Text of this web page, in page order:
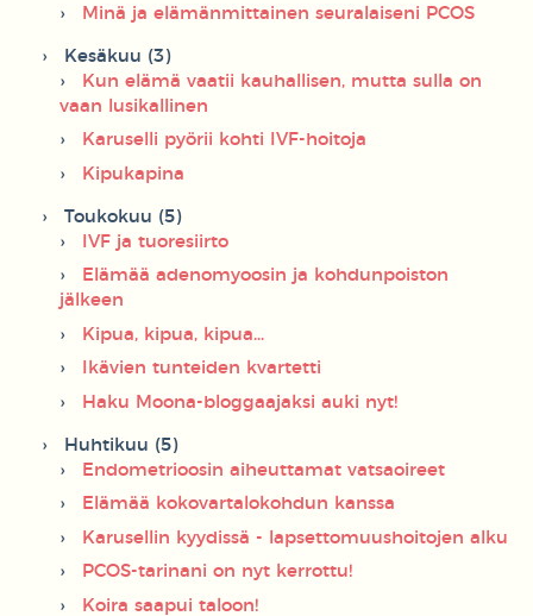
Minä ja elämänmittainen seuralaiseni PCOS
Kesäkuu (3)
Kun elämä vaatii kauhallisen, mutta sulla on
vaan lusikallinen
Karuselli pyörii kohti IVF-hoitoja
Kipukapina
Toukokuu (5)
IVF ja tuoresiirto
Elämää adenomyoosin ja kohdunpoiston
jälkeen
Kipua, kipua, kipua...
Ikävien tunteiden kvartetti
Haku Moona-bloggaajaksi auki nyt!
Huhtikuu (5)
Endometrioosin aiheuttamat vatsaoireet
Elämää kokovartalokohdun kanssa
Karusellin kyydissä - lapsettomuushoitojen alku
PCOS-tarinani on nyt kerrottu!
Koira saapui taloon!